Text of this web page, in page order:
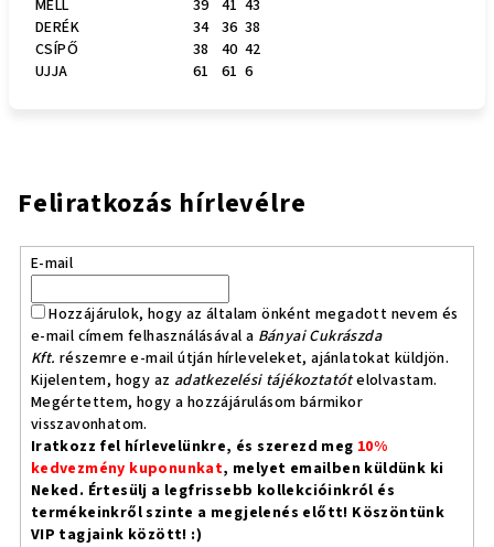
MELL 39 41 43
DERÉK
34 36 38
CSÍPŐ
38 40 42
UJJA
61 61 6
Feliratkozás hírlevélre
E-mail
Hozzájárulok, hogy az általam önként megadott nevem és
e-mail címem felhasználásával a Bányai Cukrászda
Kft. részemre e-mail útján hírleveleket, ajánlatokat küldjön.
Kijelentem, hogy az adatkezelési tájékoztatótelolvastam.
Megértettem, hogy a hozzájárulásom bármikor
visszavonhatom.
Iratkozz fel hírlevelünkre, és szerezd meg 10%
kedvezmény kuponunkat, melyet emailben küldünk ki
Neked. Értesülj a legfrissebb kollekcióinkról és
termékeinkről szinte a megjelenés előtt! Köszöntünk
VIP tagjaink között! :)